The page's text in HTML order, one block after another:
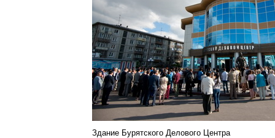
Здание Бурятского Делового Центра